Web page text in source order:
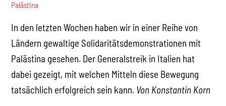
Palästina
In den letzten Wochen haben wir in einer Reihe von
Ländern gewaltige Solidaritätsdemonstrationen mit
Palästina gesehen. Der Generalstreik in Italien hat
dabei gezeigt, mit welchen Mitteln diese Bewegung
tatsächlich erfolgreich sein kann. Von Konstantin Korn